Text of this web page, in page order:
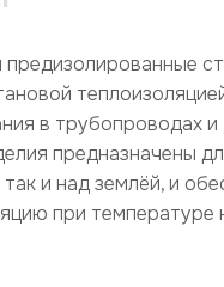
в трубопроводах
предназначены
и над землёй, и
при температуре